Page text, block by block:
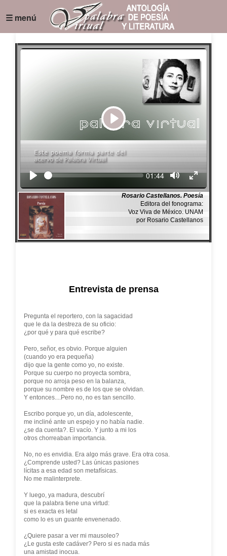
☰ menú
Play
Seek Current
01:44
Rosario Castellanos. Poesía
Editora del fonograma:
Voz Viva de México. UNAM
por Rosario Castellanos
Entrevista de prensa
Pregunta el reportero, con la sagacidad
que le da la destreza de su oficio:
¿por qué y para qué escribe?
Pero, señor, es obvio. Porque alguien
(cuando yo era pequeña)
dijo que la gente como yo, no existe.
Porque su cuerpo no proyecta sombra,
porque no arroja peso en la balanza,
porque su nombre es de los que se olvidan.
Y entonces....Pero no, no es tan sencillo.
Escribo porque yo, un día, adolescente,
me incliné ante un espejo y no había nadie.
¿se da cuenta?. El vacío. Y junto a mi los
otros chorreaban importancia.
No, no es envidia. Era algo más grave. Era otra cosa.
¿Comprende usted? Las únicas pasiones
lícitas a esa edad son metafísicas.
No me malinterprete.
Y luego, ya madura, descubrí
que la palabra tiene una virtud:
si es exacta es letal
como lo es un guante envenenado.
¿Quiere pasar a ver mi mausoleo?
¿Le gusta este cadáver? Pero si es nada más
una amistad inocua.